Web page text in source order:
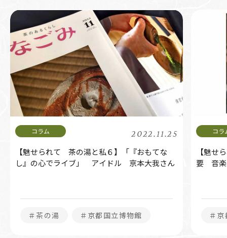
2022.11.25
【魅せられて 茶の湯と私６】「『おもてな
し』の心でライブ」 アイドル 京本大我さん
＃茶の湯 ＃京都国立博物館
【魅せら
要 音
＃